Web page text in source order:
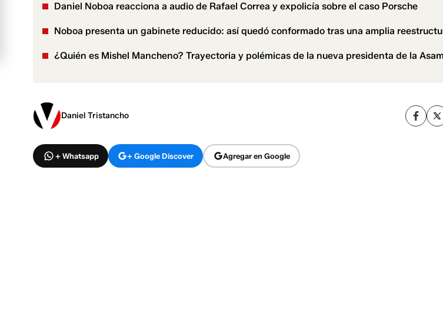
Daniel Noboa reacciona a audio de Rafael Correa y expolicía sobre el caso Porsche
Noboa presenta un gabinete reducido: así quedó conformado tras una amplia
¿Quién es Mishel Mancheno? Trayectoria y polémicas de la nueva presidenta de la
Daniel Tristancho
+ Whatsapp + Google Discover Agregar en Google